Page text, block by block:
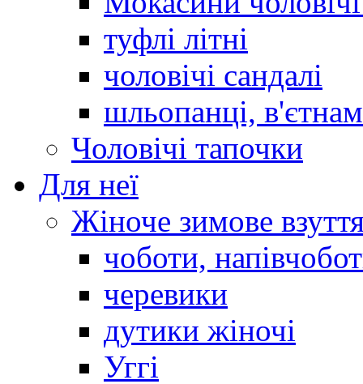
туфлі літні
чоловічі сандалі
шльопанці,
Чоловічі тапочки
Для неї
Жіноче зимове
чоботи,
черевики
дутики жіночі
Уггі